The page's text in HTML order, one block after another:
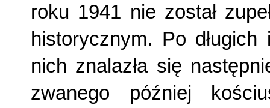
roku 1941 nie został
historycznym. Po
nich znalazła się
zwanego później